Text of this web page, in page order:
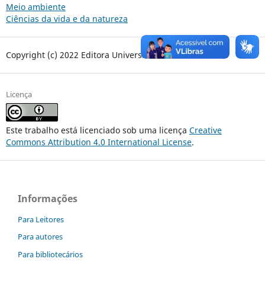
Meio ambiente
Ciências da vida e da natureza
Copyright (c) 2022 Editora Universitária da UNILA
Licença
Este trabalho está licenciado sob uma licença Creative
Commons Attribution 4.0 International License.
Informações
Para Leitores
Para autores
Para bibliotecários